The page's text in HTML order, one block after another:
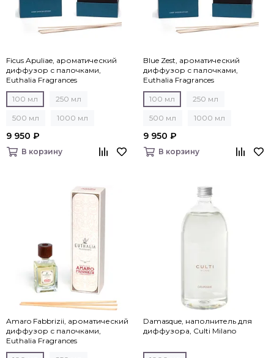
Ficus Apuliae, ароматический
диффузор с палочками,
Euthalia Fragrances
100 мл 250 мл
500 мл 1000 мл
9 950 ₽
В корзину
Blue Zest, ароматический
диффузор с палочками,
Euthalia Fragrances
100 мл 250 мл
500 мл 1000 мл
9 950 ₽
В корзину
Amaro Fabbrizii, ароматический
диффузор с палочками,
Euthalia Fragrances
Damasque, наполнитель для
диффузора, Culti Milano